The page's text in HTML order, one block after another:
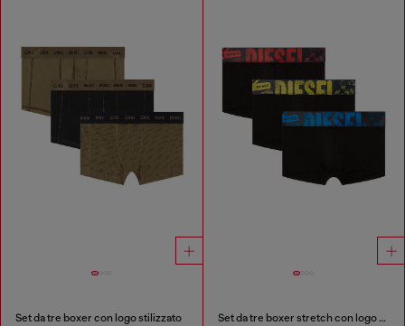
Set da tre boxer con logo stilizzato Set da tre boxer stretch con logo multicolore